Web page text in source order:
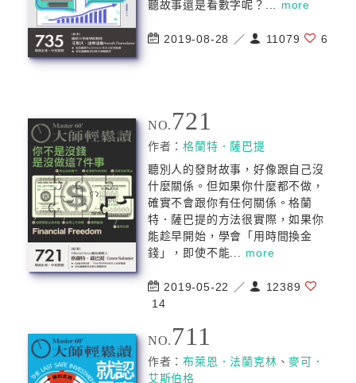
聽故事還是看數字呢？... more
2019-08-28 ／ 11079 6
NO. 721
作者：格蘭特．薩巴提
聽別人的發財故事，好像跟自己沒
什麼關係。但如果你什麼都不做，
確實不會跟你有任何關係。格蘭
特．薩巴提的方法很實際，如果你
能趁早開始，學會「用時間換金
錢」，即使不能... more
2019-05-22 ／
12389
14
NO. 711
作者：布萊恩．法蘭克林 、麥可．
艾斯伯格